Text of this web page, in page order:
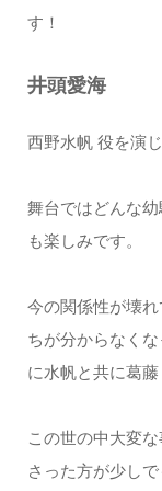
す！
井頭愛海
西野水帆 役を演
舞台ではどんな
も楽しみです。
今の関係性が壊
ちが分からなく
に水帆と共に葛藤
この世の中大変
さった方が少し